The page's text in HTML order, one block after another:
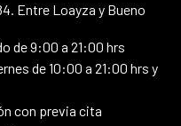
Entre Loayza y Bueno
de 9:00 a 21:00 hrs
de 10:00 a 21:00 hrs y
con previa cita